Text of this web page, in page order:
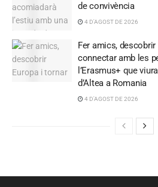
de convivència
4 D'AGOST DE 2026
Fer amics,
connectar amb les
l’Erasmus+ que
d’Altea a Romania
4 D'AGOST DE 2026